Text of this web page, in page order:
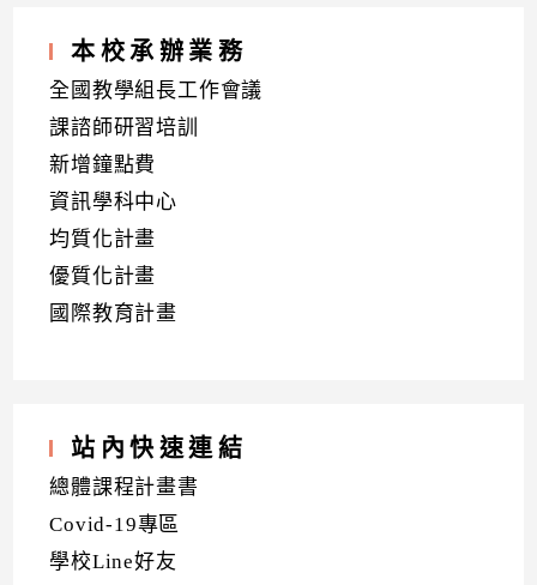
本校承辦業務
全國教學組長工作會議
課諮師研習培訓
新增鐘點費
資訊學科中心
均質化計畫
優質化計畫
國際教育計畫
站內快速連結
總體課程計畫書
Covid-19專區
學校Line好友